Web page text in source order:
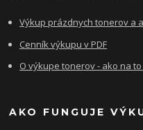
Výkup prázdnych tonerov a
Cenník výkupu v PDF
O výkupe tonerov - ako na to
AKO FUNGUJE